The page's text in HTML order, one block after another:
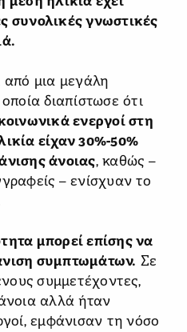
συνολικές γνωστικές
από μια μεγάλη
διαπίστωσε ότι
ενεργοί στη
είχαν 30%-50%
άνοιας, καθώς –
– ενίσχυαν το
μπορεί επίσης να
συμπτωμάτων. Σε
συμμετέχοντες,
αλλά ήταν
εμφάνισαν τη νόσο